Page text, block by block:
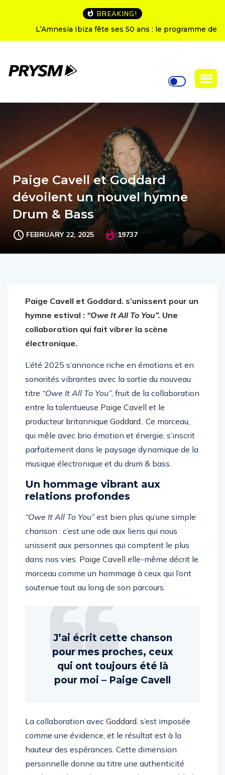
BREAKING!
L’Amnesia Ibiza fête ses 50 ans : le programme des
soirées d’ouverture
Paige Cavell et Goddard
dévoilent un nouvel hymne
Drum & Bass
19737
Paige Cavell et Goddard. s’unissent pour un
hymne estival :“Owe It All To You”. Une
collaboration qui fait vibrer la scène
L’été 2025 s’annonce riche en émotions et en
sonorités vibrantes avec la sortie du nouveau
titre“Owe It All To You”, fruit de la collaboration
entre la talentueusePaige Cavellet le
producteur britanniqueGoddard.. Ce morceau,
qui mêle avec brio émotion et énergie, s’inscrit
parfaitement dans le paysage dynamique de la
Un hommage vibrant aux
“Owe It All To You” est bien plus qu’une simple
chanson : c’est une ode aux liens qui nous
unissent aux personnes qui comptent le plus
dans nos vies.Paige Cavellelle-même décrit le
morceau comme un hommage à ceux qui l’ont
J’ai écrit cette chanson
pour mes proches, ceux
qui ont toujours été là
La collaboration avec Goddard.s’est imposée
comme une évidence, et le résultat est à la
hauteur des espérances. Cette dimension